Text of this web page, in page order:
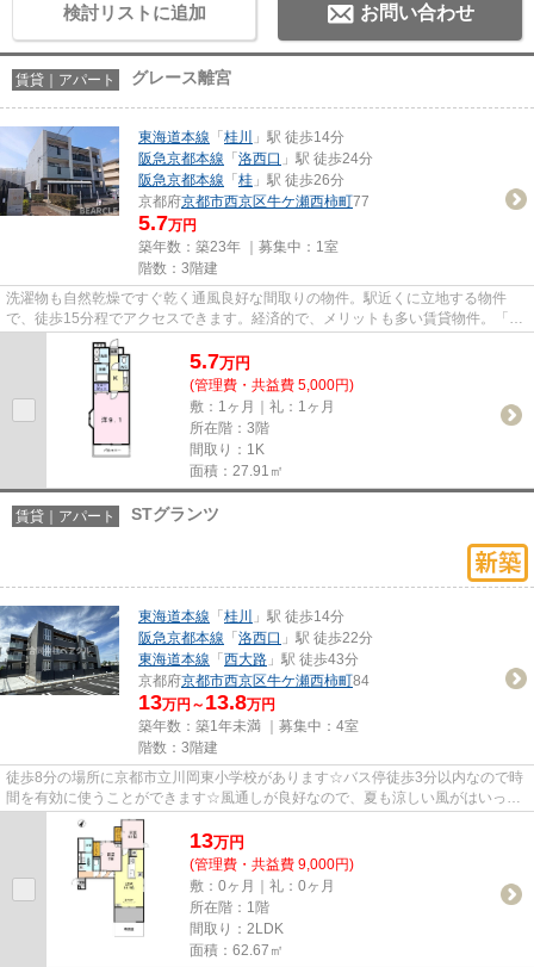
検討リストに追加 お問い合わせ
賃貸｜アパート グレース離宮
東海道本線 「 桂川
」駅 徒歩14分
阪急京都本線 「 洛西口 」駅 徒歩24分
阪急京都本線 「 桂 」駅 徒歩26分
京都府京都市西京区牛ケ瀬西柿町77
5.7万円
築年数：築23年 ｜募集中： 1室
階数：3階建
洗濯物も自然乾燥ですぐ乾く通風良好な間取りの物件。駅近くに立地する物件
で、徒歩15分程でアクセスできます。経済的で、メリットも多い賃貸物件。「グ
レース離宮」の物件情報をお探...
5.7万円
(管理費・共益費 5,000円)
敷：1ヶ月｜礼：1ヶ月
所在階：3階
間取り：1K
面積：27.91㎡
賃貸｜アパート STグランツ
東海道本線 「 桂川
」駅 徒歩14分
阪急京都本線 「 洛西口 」駅 徒歩22分
東海道本線 「 西大路 」駅 徒歩43分
京都府京都市西京区牛ケ瀬西柿町84
13万円～ 13.8万円
築年数：築1年未満 ｜募集中： 4室
階数：3階建
徒歩8分の場所に京都市立川岡東小学校があります☆バス停徒歩3分以内なので時
間を有効に使うことができます☆風通しが良好なので、夏も涼しい風がはいって
きます☆気になるイチオシ物件情...
13万円
(管理費・共益費 9,000円)
敷：0ヶ月｜礼：0ヶ月
所在階：1階
間取り：2LDK
面積：62.67㎡